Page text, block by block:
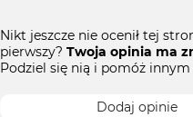
Nikt jeszcze nie ocenił tej
pierwszy? Twoja opinia ma
Podziel się nią i pomóż
Dodaj opinie